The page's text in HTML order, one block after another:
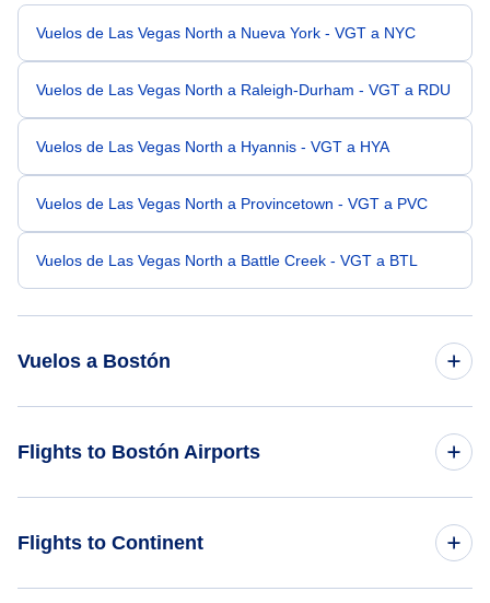
Vuelos de Las Vegas North a Nueva York - VGT a NYC
Vuelos de Las Vegas North a Raleigh-Durham - VGT a RDU
Vuelos de Las Vegas North a Hyannis - VGT a HYA
Vuelos de Las Vegas North a Provincetown - VGT a PVC
Vuelos de Las Vegas North a Battle Creek - VGT a BTL
Vuelos a Bostón
Vuelos de Las Vegas North a Bostón - VGT a BOS
Flights to Bostón Airports
Flights to Continent